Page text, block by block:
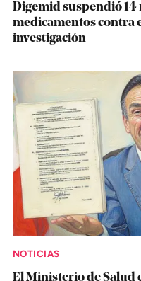
Digemid suspendió
medicamentos contra
investigación
NOTICIAS
El Ministerio de Salud